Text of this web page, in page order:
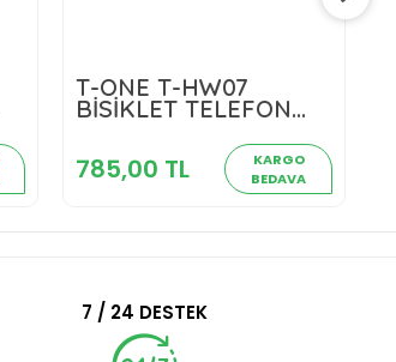
T-ONE T-HW07
BİSİKLET TELEFON
785,00 TL
KARGO
BEDAVA
785,00 TL
Sepete Ekle
7 / 24 DESTEK